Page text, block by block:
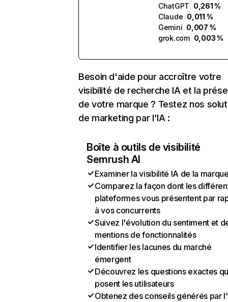
ChatGPT 0,261 %
Claude 0,011 %
Gemini 0,007 %
grok.com 0,003 %
Besoin d'aide pour accroître votre
visibilité de recherche IA et la
de votre marque ? Testez nos
de marketing par l'IA :
Boîte à outils de visibilité
Semrush AI
Examiner la visibilité IA de la
Comparez la façon dont les
plateformes vous présentent par
à vos concurrents
Suivez l'évolution du sentiment et
mentions de fonctionnalités
Identifier les lacunes du marché
émergent
Découvrez les questions exactes
posent les utilisateurs
Obtenez des conseils générés par